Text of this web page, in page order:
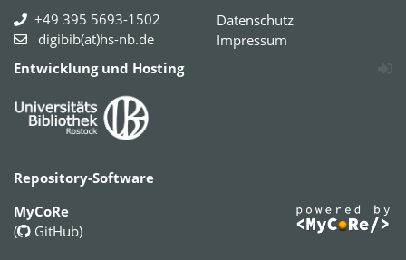
+49 395 5693-1502
digibib(at)hs-nb.de
Datenschutz
Impressum
Entwicklung und Hosting
Repository-Software
MyCoRe
(
GitHub)